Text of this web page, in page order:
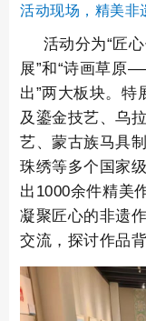
活动现场，精美非
活动分为“匠
展”和“诗画草原
出”两大板块。特
及鎏金技艺、乌
艺、蒙古族马具
珠绣等多个国家
出1000余件精美
凝聚匠心的非遗
交流，探讨作品